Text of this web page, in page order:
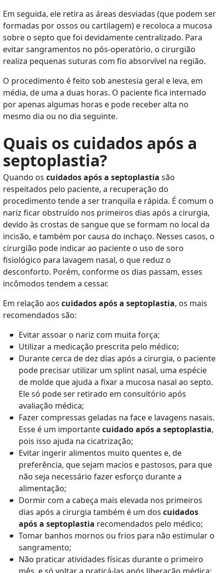
Em seguida, ele retira as áreas desviadas (que podem ser
formadas por ossos ou cartilagem) e recoloca a mucosa
sobre o septo que foi devidamente centralizado. Para
evitar sangramentos no pós-operatório, o cirurgião
realiza pequenas suturas com fio absorvível na região.
O procedimento é feito sob anestesia geral e leva, em
média, de uma a duas horas. O paciente fica internado
por apenas algumas horas e pode receber alta no
mesmo dia ou no dia seguinte.
Quais os cuidados após a
septoplastia?
Quando os cuidados após a septoplastia são
respeitados pelo paciente, a recuperação do
procedimento tende a ser tranquila e rápida. É comum o
nariz ficar obstruído nos primeiros dias após a cirurgia,
devido às crostas de sangue que se formam no local da
incisão, e também por causa do inchaço. Nesses casos, o
cirurgião pode indicar ao paciente o uso de soro
fisiológico para lavagem nasal, o que reduz o
desconforto. Porém, conforme os dias passam, esses
incômodos tendem a cessar.
Em relação aos cuidados após a septoplastia, os mais
recomendados são:
Evitar assoar o nariz com muita força;
Utilizar a medicação prescrita pelo médico;
Durante cerca de dez dias após a cirurgia, o paciente
pode precisar utilizar um splint nasal, uma espécie
de molde que ajuda a fixar a mucosa nasal ao septo.
Ele só pode ser retirado em consultório após
avaliação médica;
Fazer compressas geladas na face e lavagens nasais.
Esse é um importantecuidado após a septoplastia,
pois isso ajuda na cicatrização;
Evitar ingerir alimentos muito quentes e, de
preferência, que sejam macios e pastosos, para que
não seja necessário fazer esforço durante a
alimentação;
Dormir com a cabeça mais elevada nos primeiros
dias após a cirurgia também é um dos cuidados
após a septoplastia recomendados pelo médico;
Tomar banhos mornos ou frios para não estimular o
sangramento;
Não praticar atividades físicas durante o primeiro